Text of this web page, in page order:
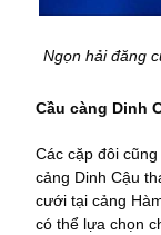
Ngọn hải đăng
Cầu càng Dinh
Các cặp đôi
cảng Dinh Cậu
cưới tại cảng
có thể lựa chọn